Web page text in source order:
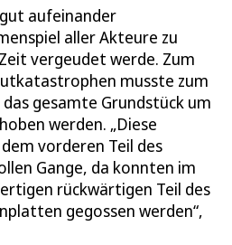
aufeinander
aller Akteure zu
vergeudet werde. Zum
musste zum
gesamte Grundstück um
werden. „Diese
vorderen Teil des
Gange, da konnten im
rückwärtigen Teil des
gegossen werden“,